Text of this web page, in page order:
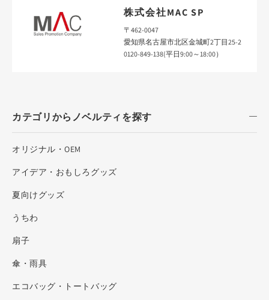
株式会社MAC SP
〒462-0047
愛知県名古屋市北区金城町2丁目25-2
0120-849-138(平日9:00～18:00）
カテゴリからノベルティを探す
オリジナル・OEM
アイデア・おもしろグッズ
夏向けグッズ
うちわ
扇子
傘・雨具
エコバッグ・トートバッグ